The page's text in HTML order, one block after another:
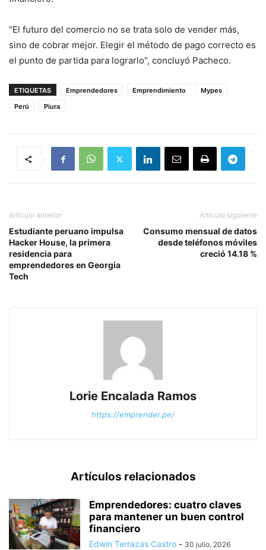
“El futuro del comercio no se trata solo de vender más,
sino de cobrar mejor. Elegir el método de pago correcto es
el punto de partida para lograrlo”, concluyó Pacheco.
ETIQUETAS Emprendedores Emprendimiento
Mypes
Perú
Piura
Artículo anterior
Estudiante peruano impulsa
Hacker House, la primera
residencia para
emprendedores en Georgia
Tech
Artículo siguiente
Consumo mensual de datos
desde teléfonos móviles
creció 14.18 %
Lorie Encalada Ramos
https://emprender.pe/
Artículos relacionados
Emprendedores: cuatro claves
para mantener un buen control
financiero
Edwin Terrazas Castro - 30 julio, 2026